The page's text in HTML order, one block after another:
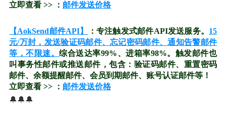
立即查看 >> ： 邮件发送价格
【AokSend邮件API】 ：专注触发式邮件API发送服务。 15
元/万封，发送验证码邮件、忘记密码邮件、通知告警邮件
等，不限速。综合送达率99%、进箱率98%。触发邮件也
叫事务性邮件或推送邮件，包含：验证码邮件、重置密码
邮件、余额提醒邮件、会员到期邮件、账号认证邮件等！
立即查看 >> ： 邮件发送价格
🔔🔔🔔